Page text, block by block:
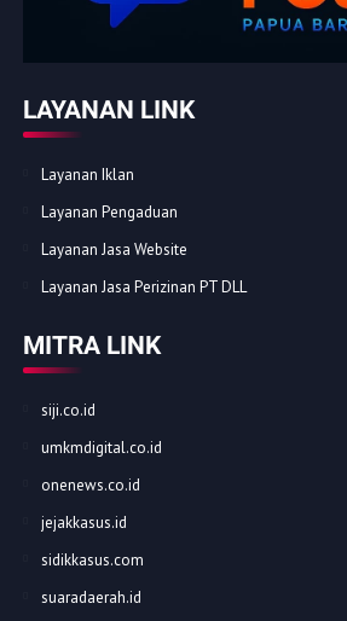
LAYANAN LINK
Layanan Iklan
Layanan Pengaduan
Layanan Jasa Website
Layanan Jasa Perizinan PT DLL
MITRA LINK
siji.co.id
umkmdigital.co.id
onenews.co.id
jejakkasus.id
sidikkasus.com
suaradaerah.id